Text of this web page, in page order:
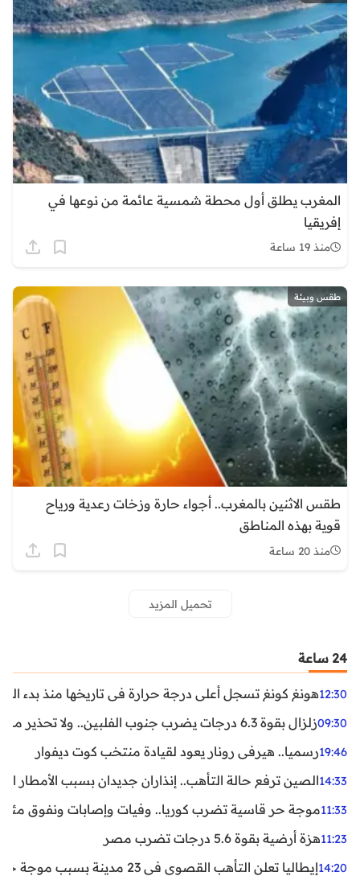
المغرب يطلق أول محطة شمسية عائمة من نوعها في
إفريقيا
منذ 19 ساعة
طقس وبيئة
طقس الاثنين بالمغرب.. أجواء حارة وزخات رعدية ورياح
قوية بهذه المناطق
منذ 20 ساعة
تحميل المزيد
24 ساعة
12:30هونغ كونغ تسجل أعلى درجة حرارة في تاريخها منذ بدء
09:30زلزال بقوة 6.3 درجات يضرب جنوب الفلبين.. ولا تحذير من تسونامي حتى الآن
19:46رسميا.. هيرفي رونار يعود لقيادة منتخب كوت ديفوار
14:33الصين ترفع حالة التأهب.. إنذاران جديدان بسبب الأمطار
11:33موجة حر قاسية تضرب كوريا.. وفيات وإصابات ونفوق مئات
11:23هزة أرضية بقوة 5.6 درجات تضرب مصر
14:20إيطاليا تعلن التأهب القصوى في 23 مدينة بسبب موجة حر شديدة